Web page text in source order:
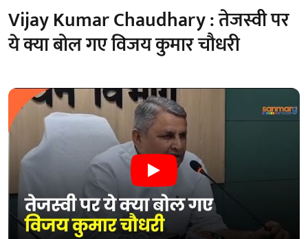
Vijay Kumar Chaudhary : तेजस्वी पर
ये क्या बोल गए विजय कुमार चौधरी